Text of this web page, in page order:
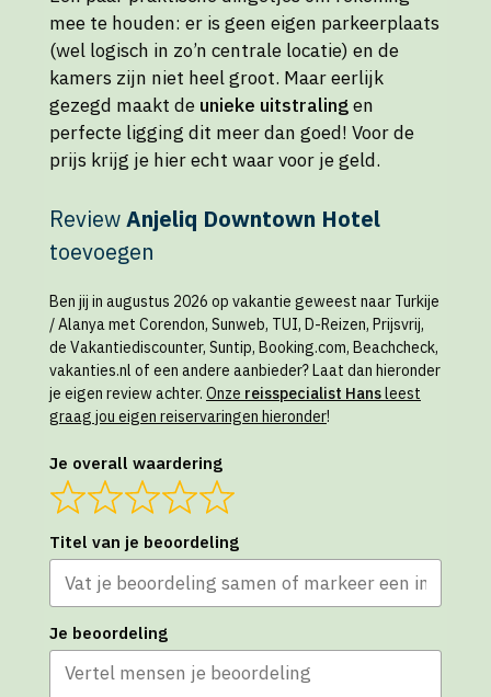
mee te houden: er is geen eigen parkeerplaats
(wel logisch in zo’n centrale locatie) en de
kamers zijn niet heel groot. Maar eerlijk
gezegd maakt de unieke uitstralingen
perfecte ligging dit meer dan goed! Voor de
prijs krijg je hier echt waar voor je geld.
ReviewAnjeliq Downtown Hotel
toevoegen
Ben jij in augustus 2026 op vakantie geweest naar Turkije
/ Alanya met Corendon, Sunweb, TUI, D-Reizen, Prijsvrij,
de Vakantiediscounter, Suntip, Booking.com, Beachcheck,
vakanties.nl of een andere aanbieder? Laat dan hieronder
je eigen review achter. Onze reisspecialist Hansleest
graag jou eigen reiservaringen hieronder!
Je overall waardering
Titel van je beoordeling
Je beoordeling